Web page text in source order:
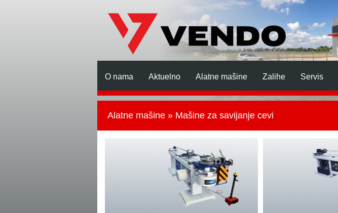
O nama Aktuelno Alatne mašine Zalihe Servis
Alatne mašine » Mašine za savijanje cevi